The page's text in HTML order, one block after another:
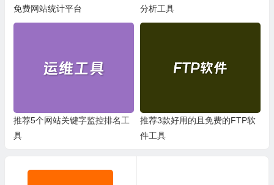
免费网站统计平台
分析工具
推荐5个网站关键字监控排名工
具
推荐3款好用的且免费的FTP软
件工具